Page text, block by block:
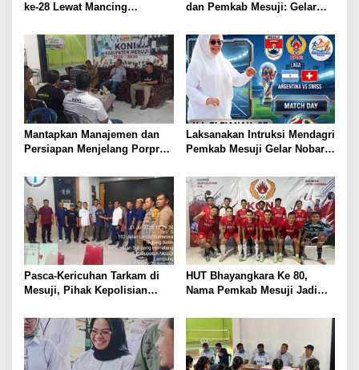
ke-28 Lewat Mancing
dengan Warga
dan Pemkab Mesuji: Gelar
Piala Dunia 2026, Panggung
Hiburan Menyatukan
Masyarakat
Mantapkan Manajemen dan
Persiapan Menjelang Porprov
Mesuji Pastikan Siap Berikan
Suport Penuh Cabor – Atlet
Berprestasi
Laksanakan Intruksi Mendagri
Pemkab Mesuji Gelar Nobar
bersama Bupati Mesuji
​Pasca-Kericuhan Tarkam di
Mesuji, Pihak Kepolisian
Sepakat Terapkan Aturan
Disiplin Ketat
HUT Bhayangkara Ke 80,
Nama Pemkab Mesuji Jadi
Siap Berpartisipasi Di Liga
Mini Soccer Kapolda Cup
Lampung, Berikut Data Para
Pemainnya :